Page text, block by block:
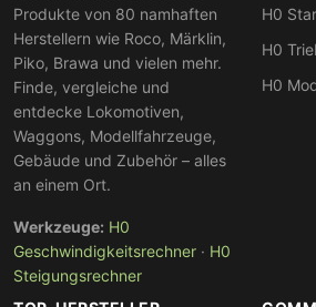
Produkte von 80 namhaften
Herstellern wie Roco, Märklin,
Piko, Brawa und vielen mehr.
Finde, vergleiche und
entdecke Lokomotiven,
Waggons, Modellfahrzeuge,
Gebäude und Zubehör – alles
an einem Ort.
Werkzeuge: H0
Geschwindigkeitsrechner · H0
Steigungsrechner
H0
H0
H0